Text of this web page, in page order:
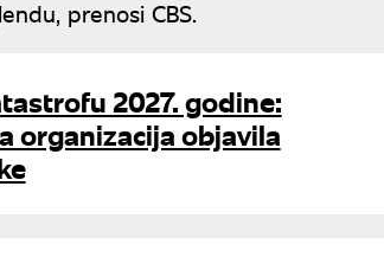
prenosi CBS.
2027. godine:
organizacija objavila